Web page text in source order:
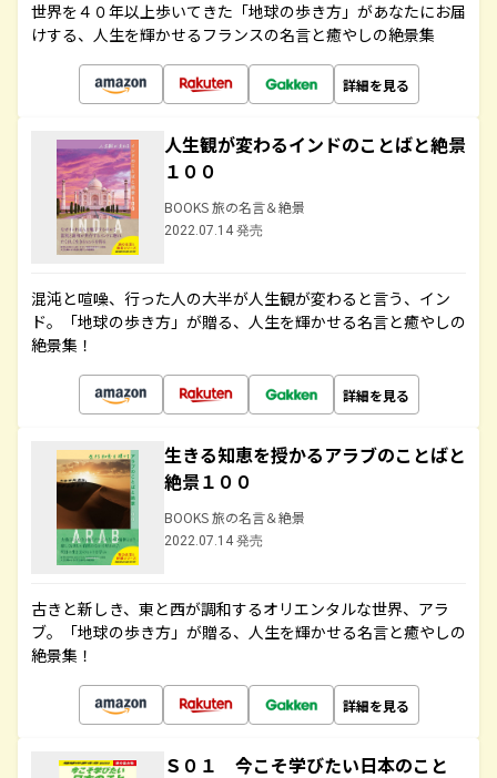
世界を４０年以上歩いてきた「地球の歩き方」があなたにお届
けする、人生を輝かせるフランスの名言と癒やしの絶景集
詳細を見る
人生観が変わるインドのことばと絶景
１００
BOOKS 旅の名言＆絶景
2022.07.14 発売
混沌と喧噪、行った人の大半が人生観が変わると言う、イン
ド。「地球の歩き方」が贈る、人生を輝かせる名言と癒やしの
絶景集！
詳細を見る
生きる知恵を授かるアラブのことばと
絶景１００
BOOKS 旅の名言＆絶景
2022.07.14 発売
古きと新しき、東と西が調和するオリエンタルな世界、アラ
ブ。「地球の歩き方」が贈る、人生を輝かせる名言と癒やしの
絶景集！
詳細を見る
Ｓ０１ 今こそ学びたい日本のこと